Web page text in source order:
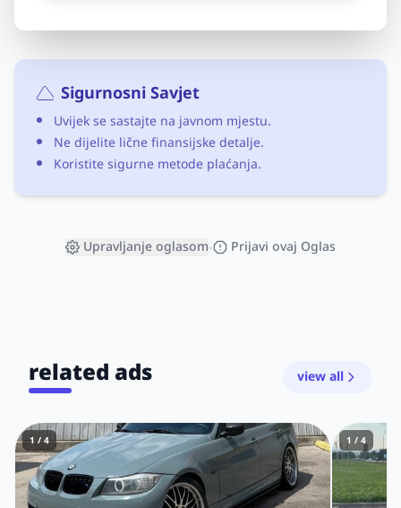
Sigurnosni Savjet
Uvijek se sastajte na javnom mjestu.
Ne dijelite lične finansijske detalje.
Koristite sigurne metode plaćanja.
Upravljanje oglasom• Prijavi ovaj Oglas
related ads view all
1 / 4 1 / 4